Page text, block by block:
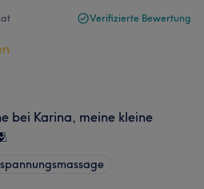
Verifizierte Bewertung
bei Karina, meine kleine